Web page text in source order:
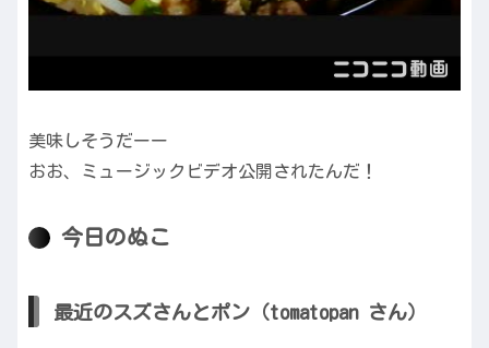
美味しそうだーー
おお、ミュージックビデオ公開されたんだ！
今日のぬこ
最近のスズさんとポン（tomatopan さん）